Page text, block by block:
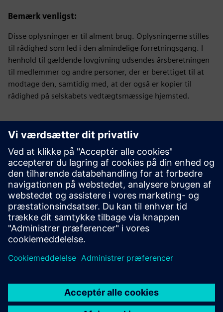
Bemærk venligst:
Disse oplysninger er til alment brug. Oplysningerne stilles
til rådighed som led i den almindelige forretningsgang. I
henhold til gældende lovgivning udsendes årsberetningen
til medlemmer og andre personer, der er berettiget til at
modtage den, samtidig med, at der også er kopier til
rådighed på selskabets vedtægtsmæssige hjemsted.
Downloads
Green Initiative
Green Initiative Siemens Limited